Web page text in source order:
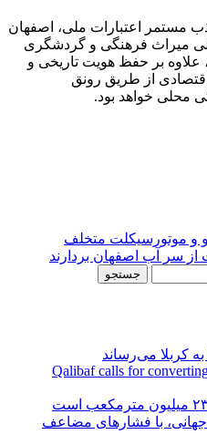
مستمر اعتبارات ملی، اصفهان
میراث فرهنگی و گردشگری
علاوه بر حفظ هویت تاریخی و
از طریق رونق
محلی خواهد بود.
سر آب اصفهان بردارند
کربلا می‌رساند
Qalibaf calls for
جهانی، با فشارهای مضاعف